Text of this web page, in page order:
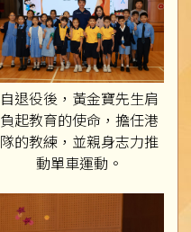
自退役後，黃金寶先生肩
負起教育的使命，擔任港
隊的教練，並親身志力推
動單車運動。